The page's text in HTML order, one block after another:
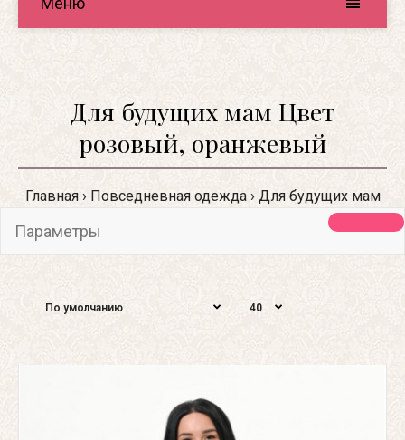
Для будущих мам Цвет
розовый, оранжевый
Главная Повседневная одежда Для будущих мам
Параметры